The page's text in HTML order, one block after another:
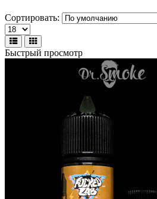
Сортировать:
Быстрый просмотр